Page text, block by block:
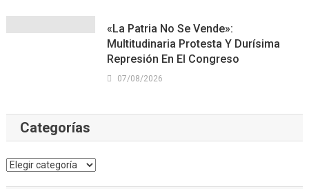
«La Patria No Se Vende»:
Multitudinaria Protesta Y Durísima
Represión En El Congreso
07/08/2026
Categorías
Categorías